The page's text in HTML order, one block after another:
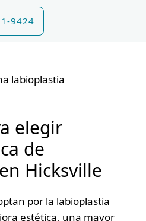
9424
elegir
de
Hicksville
por la labioplastia
estética, una mayor